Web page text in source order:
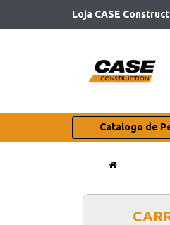
Loja CASE
Catalogo de